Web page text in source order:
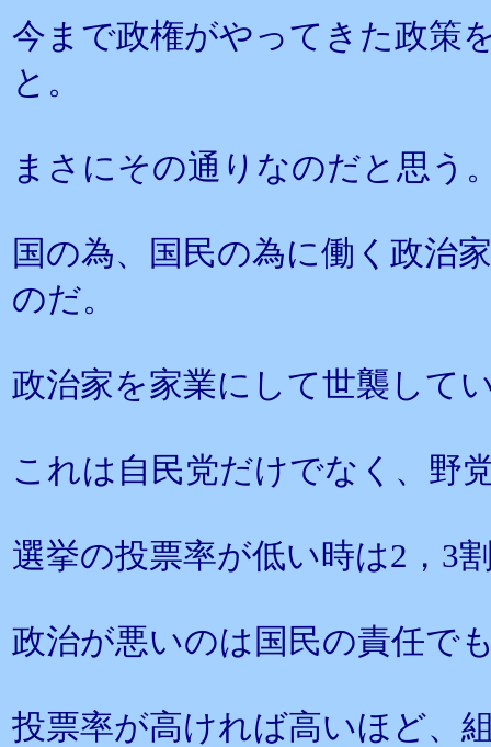
今まで政権がやってきた政策
と。
まさにその通りなのだと思う
国の為、国民の為に働く政治
のだ。
政治家を家業にして世襲して
これは自民党だけでなく、野
選挙の投票率が低い時は2，3
政治が悪いのは国民の責任で
投票率が高ければ高いほど、